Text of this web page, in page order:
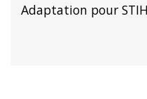
Adaptation pour